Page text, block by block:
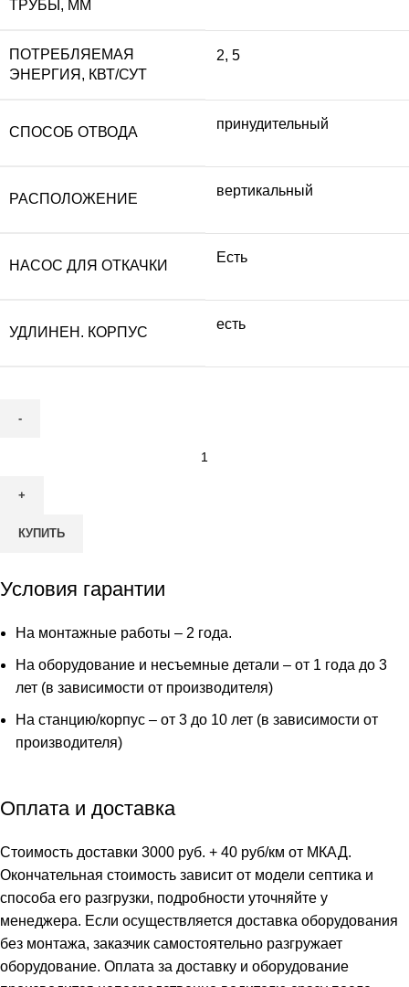
ТРУБЫ, ММ
ПОТРЕБЛЯЕМАЯ
ЭНЕРГИЯ, КВТ/СУТ
2, 5
СПОСОБ ОТВОДА
принудительный
РАСПОЛОЖЕНИЕ
вертикальный
НАСОС ДЛЯ ОТКАЧКИ
Есть
УДЛИНЕН. КОРПУС
есть
Септик
Пр
КУПИТЬ
Условия гарантии
На монтажные работы – 2 года.
На оборудование и несъемные детали – от 1 года до 3
лет (в зависимости от производителя)
На станцию/корпус – от 3 до 10 лет (в зависимости от
производителя)
Оплата и доставка
Стоимость доставки 3000 руб. + 40 руб/км от МКАД.
Окончательная стоимость зависит от модели септика и
способа его разгрузки, подробности уточняйте у
менеджера. Если осуществляется доставка оборудования
без монтажа, заказчик самостоятельно разгружает
оборудование. Оплата за доставку и оборудование